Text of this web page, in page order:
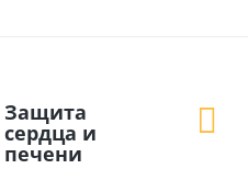
Защита
сердца и
печени